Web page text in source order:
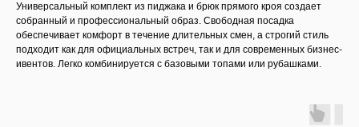
Универсальный комплект из пиджака и брюк прямого кроя создает
собранный и профессиональный образ. Свободная посадка
обеспечивает комфорт в течение длительных смен, а строгий стиль
подходит как для официальных встреч, так и для современных бизнес-
ивентов. Легко комбинируется с базовыми топами или рубашками.